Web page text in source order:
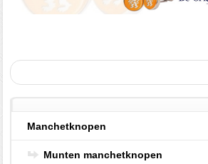
Manchetknopen
Munten manchetknopen